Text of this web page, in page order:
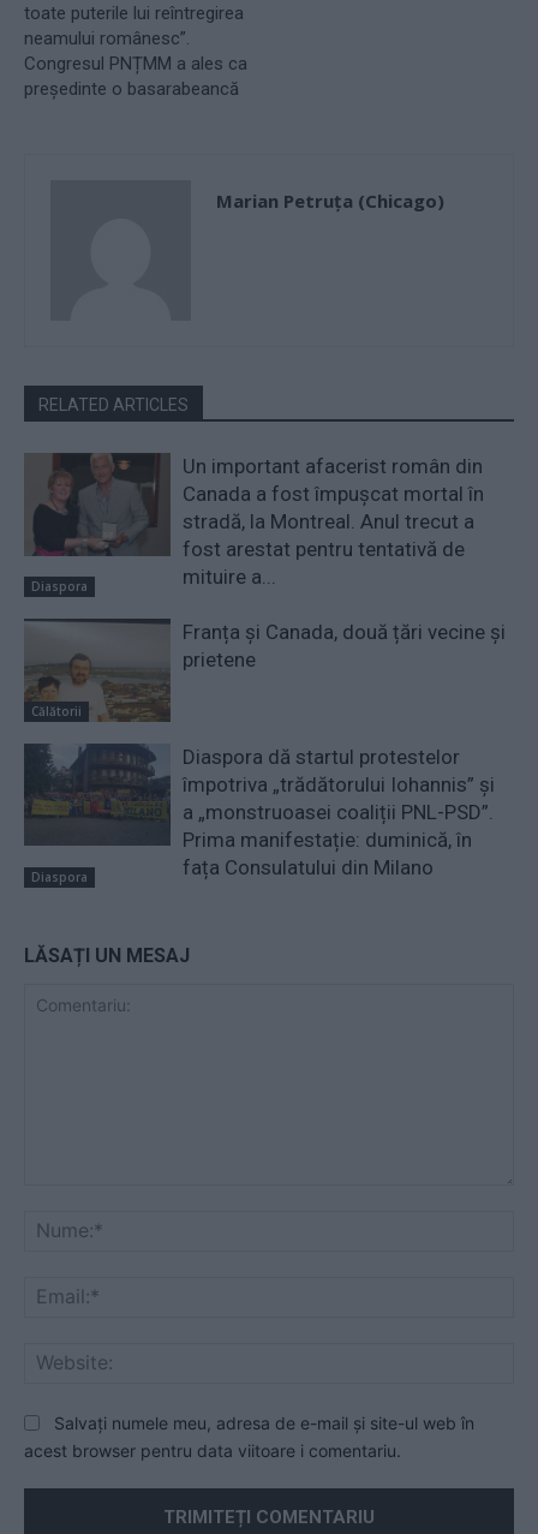
toate puterile lui reîntregirea
neamului românesc”.
Congresul PNȚMM a ales ca
președinte o basarabeancă
Marian Petruța (Chicago)
RELATED ARTICLES
Diaspora
Un important afacerist român din
Canada a fost împușcat mortal în
stradă, la Montreal. Anul trecut a
fost arestat pentru tentativă de
mituire a...
Călătorii
Franța şi Canada, două țări vecine și
prietene
Diaspora
Diaspora dă startul protestelor
împotriva „trădătorului Iohannis” și
a „monstruoasei coaliții PNL-PSD”.
Prima manifestație: duminică, în
fața Consulatului din Milano
LĂSAȚI UN MESAJ
Salvați numele meu, adresa de e-mail și site-ul web în
acest browser pentru data viitoare i comentariu.